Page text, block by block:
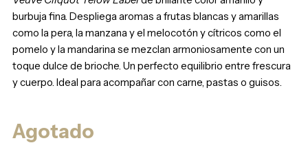
burbuja fina. Despliega aromas a frutas blancas y amarillas
como la pera, la manzana y el melocotón y cítricos como el
pomelo y la mandarina se mezclan armoniosamente con un
toque dulce de brioche. Un perfecto equilibrio entre frescura
y cuerpo. Ideal para acompañar con carne, pastas o guisos.
Agotado